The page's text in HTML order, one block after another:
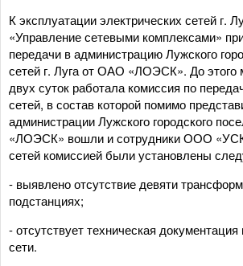
К эксплуатации электрических сетей г.
«Управление сетевыми комплексами»
передачи в администрацию Лужского
сетей г. Луга от ОАО «ЛОЭСК». До этого
двух суток работала комиссия по
сетей, в состав которой помимо
администрации Лужского городского
«ЛОЭСК» вошли и сотрудники ООО
сетей комиссией были установлены
- выявлено отсутствие девяти
подстанциях;
- отсутствует техническая
сети.